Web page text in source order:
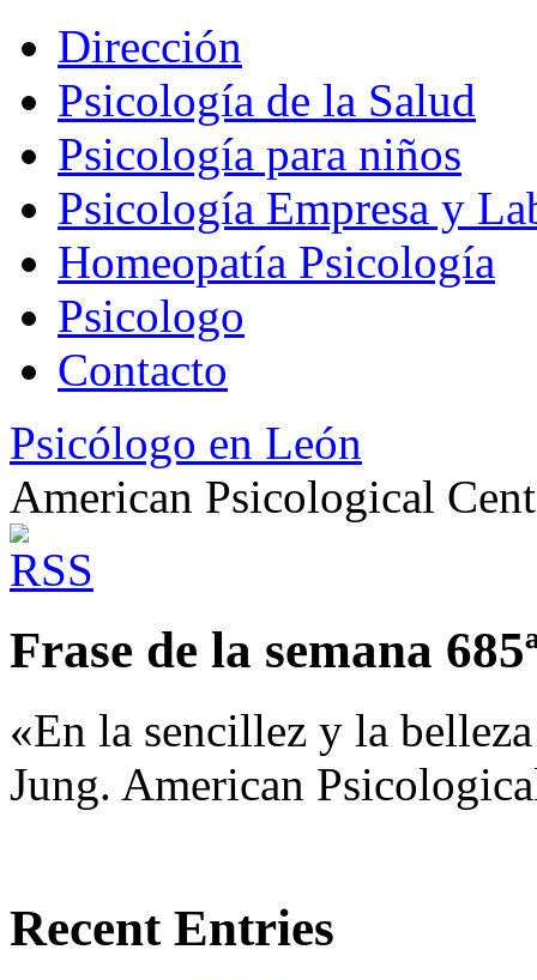
Dirección
Psicología de la Salud
Psicología para niños
Psicología Empresa y
Homeopatía Psicología
Psicologo
Contacto
Psicólogo en León
American Psicological
Frase de la semana
«En la sencillez y la
Jung. American
Recent Entries